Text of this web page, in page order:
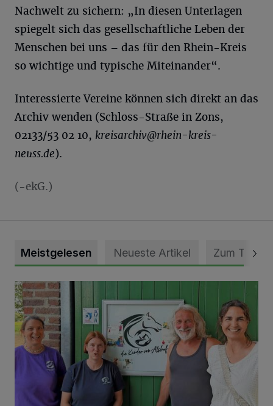
Nachwelt zu sichern: „In diesen Unterlagen
spiegelt sich das gesellschaftliche Leben der
Menschen bei uns – das für den Rhein-Kreis
so wichtige und typische Miteinander“.
Interessierte Vereine können sich direkt an das
Archiv wenden (Schloss-Straße in Zons,
02133/53 02 10, kreisarchiv@rhein-kreis-
neuss.de).
(-ekG.)
Meistgelesen Neueste Artikel Zum Thema
Vorbildlicher Einsatz für den Artenschutz gewürdigt